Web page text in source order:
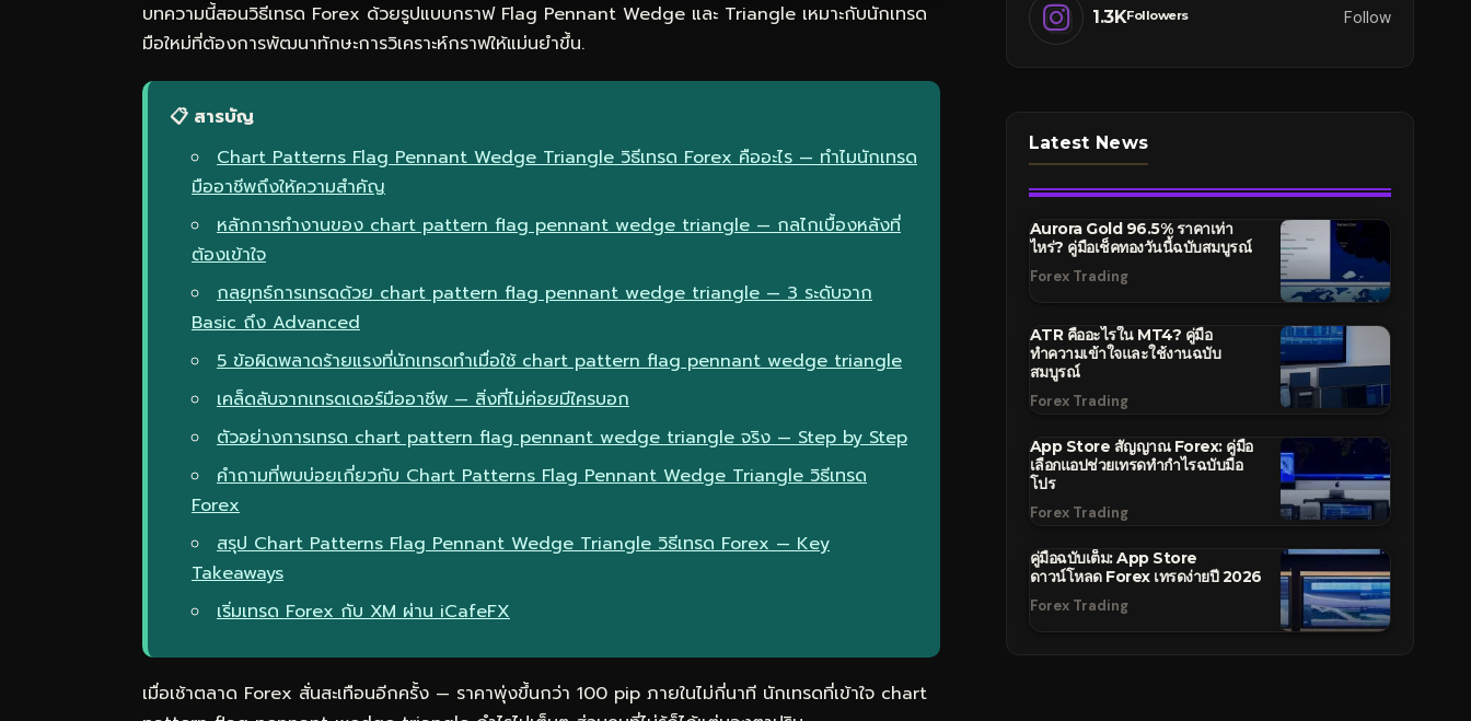
บทความนี้สอนวิธีเทรด Forex ด้วยรูปแบบกราฟ Flag Pennant Wedge และ Triangle เหมาะกับนักเทรด
มือใหม่ที่ต้องการพัฒนาทักษะการวิเคราะห์กราฟให้แม่นยำขึ้น.
📋 สารบัญ
Chart Patterns Flag Pennant Wedge Triangle วิธีเทรด Forex คืออะไร — ทำไมนักเทรด
มืออาชีพถึงให้ความสำคัญ
หลักการทำงานของ chart pattern flag pennant wedge triangle — กลไกเบื้องหลังที่
ต้องเข้าใจ
กลยุทธ์การเทรดด้วย chart pattern flag pennant wedge triangle — 3 ระดับจาก
Basic ถึง Advanced
5 ข้อผิดพลาดร้ายแรงที่นักเทรดทำเมื่อใช้ chart pattern flag pennant wedge triangle
เคล็ดลับจากเทรดเดอร์มืออาชีพ — สิ่งที่ไม่ค่อยมีใครบอก
ตัวอย่างการเทรด chart pattern flag pennant wedge triangle จริง — Step by Step
คำถามที่พบบ่อยเกี่ยวกับ Chart Patterns Flag Pennant Wedge Triangle วิธีเทรด
Forex
สรุป Chart Patterns Flag Pennant Wedge Triangle วิธีเทรด Forex — Key
Takeaways
เริ่มเทรด Forex กับ XM ผ่าน iCafeFX
เมื่อเช้าตลาด Forex สั่นสะเทือนอีกครั้ง — ราคาพุ่งขึ้นกว่า 100 pip ภายในไม่กี่นาที นักเทรดที่เข้าใจ chart
1.3KFollowers Follow
Latest News
Aurora Gold 96.5% ราคาเท่า
ไหร่? คู่มือเช็คทองวันนี้ฉบับสมบูรณ์
Forex Trading
ATR คืออะไรใน MT4? คู่มือ
ทำความเข้าใจและใช้งานฉบับ
สมบูรณ์
Forex Trading
App Store สัญญาณ Forex: คู่มือ
เลือกแอปช่วยเทรดทำกำไรฉบับมือ
โปร
Forex Trading
คู่มือฉบับเต็ม: App Store
ดาวน์โหลด Forex เทรดง่ายปี 2026
Forex Trading